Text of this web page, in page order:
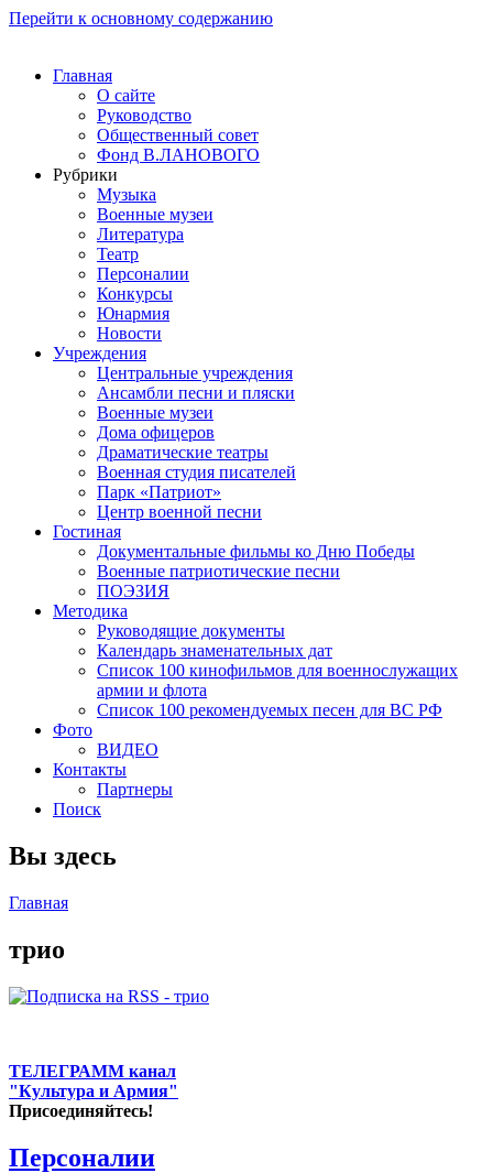
Перейти к основному содержанию
Главная
О сайте
Руководство
Общественный совет
Фонд В.ЛАНОВОГО
Рубрики
Музыка
Военные музеи
Литература
Театр
Персоналии
Конкурсы
Юнармия
Новости
Учреждения
Центральные учреждения
Ансамбли песни и пляски
Военные музеи
Дома офицеров
Драматические театры
Военная студия писателей
Парк «Патриот»
Центр военной песни
Гостиная
Документальные фильмы ко Дню Победы
Военные патриотические песни
ПОЭЗИЯ
Методика
Руководящие документы
Календарь знаменательных дат
Список 100 кинофильмов для военнослужащих
армии и флота
Список 100 рекомендуемых песен для ВС РФ
Фото
ВИДЕО
Контакты
Партнеры
Поиск
Вы здесь
Главная
трио
ТЕЛЕГРАММ канал
"Культура и Армия"
Присоединяйтесь!
Персоналии